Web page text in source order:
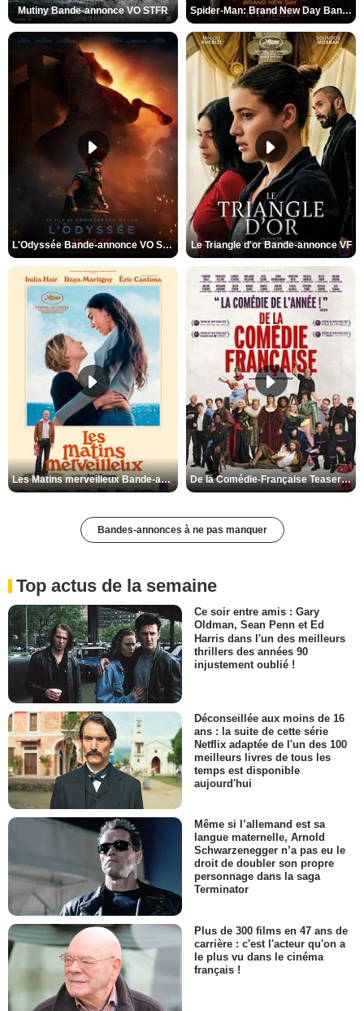
Mutiny Bande-annonce VO STFR Spider-Man: Brand New Day Bande-annonce VO STFR
L'Odyssée Bande-annonce VO STFR Le Triangle d'or Bande-annonce VF
Les Matins merveilleux Bande-annonce VF De la Comédie-Française Teaser VF
Bandes-annonces à ne pas manquer
Top actus de la semaine
Ce soir entre amis : Gary
Oldman, Sean Penn et Ed
Harris dans l'un des meilleurs
thrillers des années 90
injustement oublié !
Déconseillée aux moins de 16
ans : la suite de cette série
Netflix adaptée de l'un des 100
meilleurs livres de tous les
temps est disponible
aujourd'hui
Même si l’allemand est sa
langue maternelle, Arnold
Schwarzenegger n’a pas eu le
droit de doubler son propre
personnage dans la saga
Terminator
Plus de 300 films en 47 ans de
carrière : c'est l'acteur qu'on a
le plus vu dans le cinéma
français !